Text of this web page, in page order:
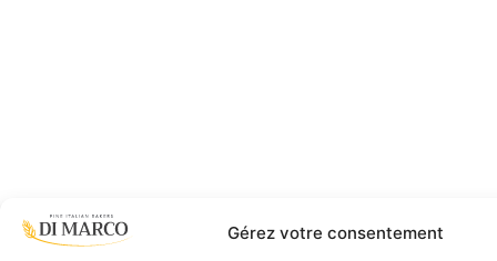
Gérez votre consentement